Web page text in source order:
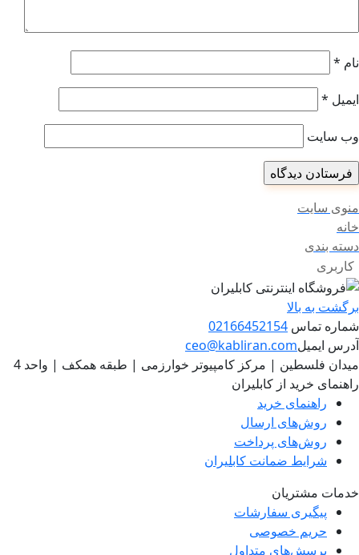
نام *
ایمیل *
وب‌ سایت
منوی سایت
خانه
دسته بندی
کاربری
برگشت به بالا
شماره تماس 02166452154
آدرس ایمیلceo@kabliran.com
میدان فلسطین | مرکز کامپیوتر خوارزمی | طبقه همکف | واحد 4
راهنمای خرید از کابلیران
راهنمای خرید
روش‌های ارسال
روش‌های پرداخت
شرایط ضمانت کابلیران
خدمات مشتریان
پیگیری سفارشات
حریم خصوصی
پرسش‌های متداول